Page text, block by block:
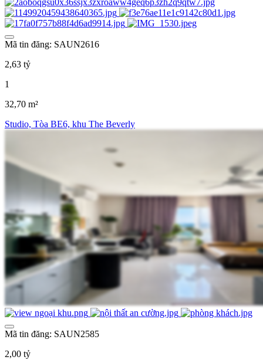
Mã tin đăng: SAUN2616
2,63 tỷ
1
32,70 m²
Studio, Tòa BE6, khu The Beverly
Mã tin đăng: SAUN2585
2,00 tỷ